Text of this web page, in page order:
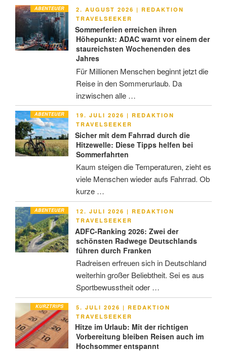
ABENTEUER
VERÖFFENTLICHT
AM
2. AUGUST 2026 | REDAKTION
TRAVELSEEKER
Sommerferien erreichen ihren
Höhepunkt: ADAC warnt vor einem der
staureichsten Wochenenden des
Jahres
Für Millionen Menschen beginnt jetzt die
Reise in den Sommerurlaub. Da
inzwischen alle …
ABENTEUER
VERÖFFENTLICHT
AM
19. JULI 2026 | REDAKTION
TRAVELSEEKER
Sicher mit dem Fahrrad durch die
Hitzewelle: Diese Tipps helfen bei
Sommerfahrten
Kaum steigen die Temperaturen, zieht es
viele Menschen wieder aufs Fahrrad. Ob
kurze …
ABENTEUER
VERÖFFENTLICHT
AM
12. JULI 2026 | REDAKTION
TRAVELSEEKER
ADFC-Ranking 2026: Zwei der
schönsten Radwege Deutschlands
führen durch Franken
Radreisen erfreuen sich in Deutschland
weiterhin großer Beliebtheit. Sei es aus
Sportbewusstheit oder …
KURZTRIPS
VERÖFFENTLICHT
AM
5. JULI 2026 | REDAKTION
TRAVELSEEKER
Hitze im Urlaub: Mit der richtigen
Vorbereitung bleiben Reisen auch im
Hochsommer entspannt